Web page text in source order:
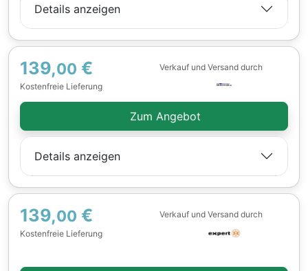
Details anzeigen
139,00 €
Kostenfreie Lieferung
Verkauf und Versand durch
Zum Angebot
Details anzeigen
139,00 €
Kostenfreie Lieferung
Verkauf und Versand durch